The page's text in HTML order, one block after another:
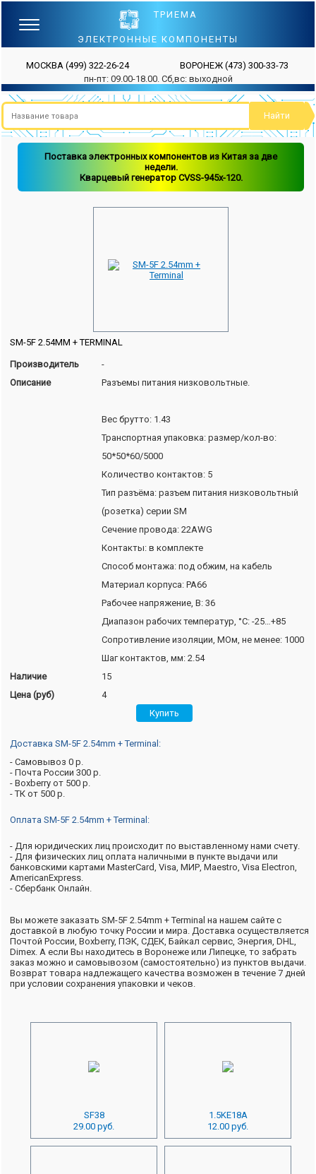
ТРИЕМА
ЭЛЕКТРОННЫЕ КОМПОНЕНТЫ
МОСКВА (499) 322-26-24 ВОРОНЕЖ (473) 300-33-73
пн-пт: 09.00-18.00. Сб,вс: выходной
Поставка электронных компонентов из Китая за две
недели.
Кварцевый генератор CVSS-945x-120.
SM-5F 2.54MM + TERMINAL
Производитель
-
Описание
Разъемы питания низковольтные.
Вес брутто: 1.43
Транспортная упаковка: размер/кол-во:
50*50*60/5000
Количество контактов: 5
Тип разъёма: разъем питания низковольтный
(розетка) серии SM
Сечение провода: 22AWG
Контакты: в комплекте
Способ монтажа: под обжим, на кабель
Материал корпуса: PA66
Рабочее напряжение, В: 36
Диапазон рабочих температур, °C: -25…+85
Сопротивление изоляции, МОм, не менее: 1000
Шаг контактов, мм: 2.54
Наличие
15
Цена (руб)
4
Доставка SM-5F 2.54mm + Terminal:
- Самовывоз 0 р.
- Почта России 300 р.
- Boxberry от 500 р.
- ТК от 500 р.
Оплата SM-5F 2.54mm + Terminal:
- Для юридических лиц происходит по выставленному нами счету.
- Для физических лиц оплата наличными в пункте выдачи или
банковскими картами MasterCard, Visa, МИР, Maestro, Visa Electron,
AmericanExpress.
- Сбербанк Онлайн.
Вы можете заказать SM-5F 2.54mm + Terminal на нашем сайте с
доставкой в любую точку России и мира. Доставка осуществляется
Почтой России, Boxberry, ПЭК, СДЕК, Байкал сервис, Энергия, DHL,
Dimex. А если Вы находитесь в Воронеже или Липецке, то забрать
заказ можно и самовывозом (самостоятельно) из пунктов выдачи.
Возврат товара надлежащего качества возможен в течение 7 дней
при условии сохранения упаковки и чеков.
SF38
29.00 руб.
1.5KE18A
12.00 руб.